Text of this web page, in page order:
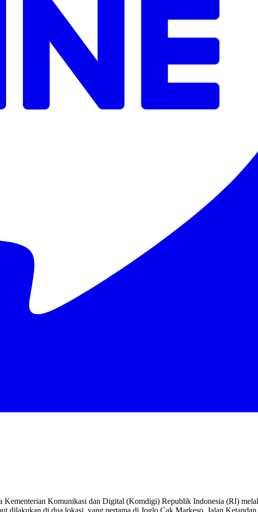
Kementerian Komunikasi dan Digital (Komdigi) Republik Indonesia (RI)
dilakukan di dua lokasi, yang pertama di Joglo Cak Markeso, Jalan